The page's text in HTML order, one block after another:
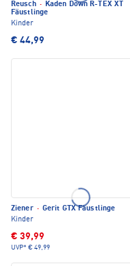
Reusch · Kaden Down R-TEX XT
Fäustlinge
Kinder
€ 44,99
Ziener · Gerit GTX Fäustlinge
Kinder
€ 39,99
UVP* € 49,99